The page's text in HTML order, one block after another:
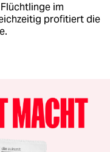
im
profitiert die